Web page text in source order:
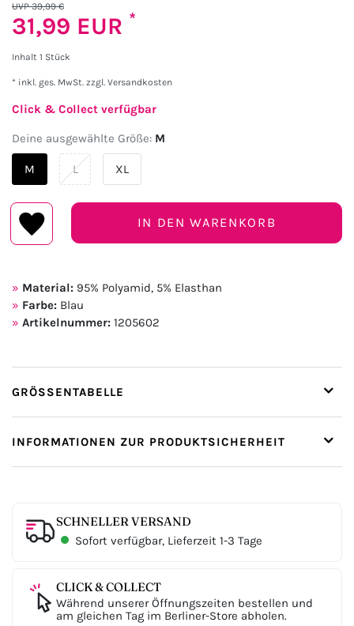
UVP 39,99 €
31,99 EUR *
Inhalt 1 Stück
* inkl. ges. MwSt. zzgl. Versandkosten
Click & Collect verfügbar
Deine ausgewählte Größe: M
M L XL
IN DEN WARENKORB
Material: 95% Polyamid, 5% Elasthan
Farbe: Blau
Artikelnummer: 1205602
GRÖSSENTABELLE
INFORMATIONEN ZUR PRODUKTSICHERHEIT
SCHNELLER VERSAND
Sofort verfügbar, Lieferzeit 1-3 Tage
CLICK & COLLECT
Während unserer Öffnungszeiten bestellen und
am gleichen Tag im Berliner-Store abholen.